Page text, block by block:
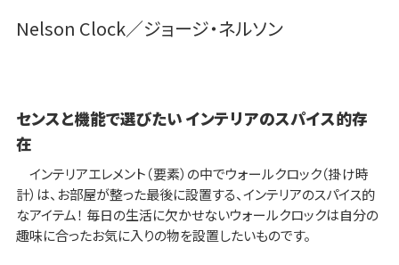
Nelson Clock／ジョージ・ネルソン
センスと機能で選びたい インテリアのスパイス的存
在
インテリアエレメント（要素）の中でウォールクロック（掛け時
計）は、お部屋が整った最後に設置する、インテリアのスパイス的
なアイテム！ 毎日の生活に欠かせないウォールクロックは自分の
趣味に合ったお気に入りの物を設置したいものです。